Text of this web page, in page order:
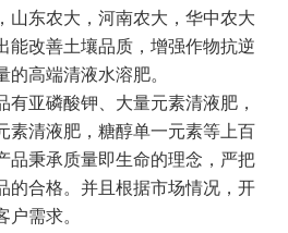
山东农大，河南农大，华中农大
能改善土壤品质，增强作物抗逆
高端清液水溶肥。
有亚磷酸钾、大量元素清液肥，
素清液肥，糖醇单一元素等上百
品秉承质量即生命的理念，严把
的合格。并且根据市场情况，开
户需求。